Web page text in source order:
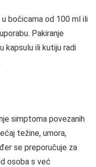
bočicama od 100 ml ili
Pakiranje
kapsulu ili kutiju radi
simptoma povezanih
težine, umora,
se preporučuje za
osoba s već